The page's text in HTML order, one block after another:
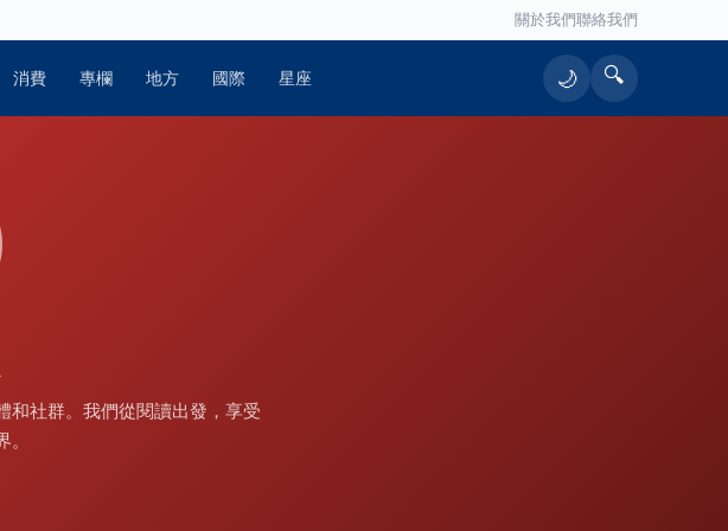
關於我們聯絡我們
消費 專欄 地方 國際 星座 🌙 🔍
和社群。我們從閱讀出發，享受